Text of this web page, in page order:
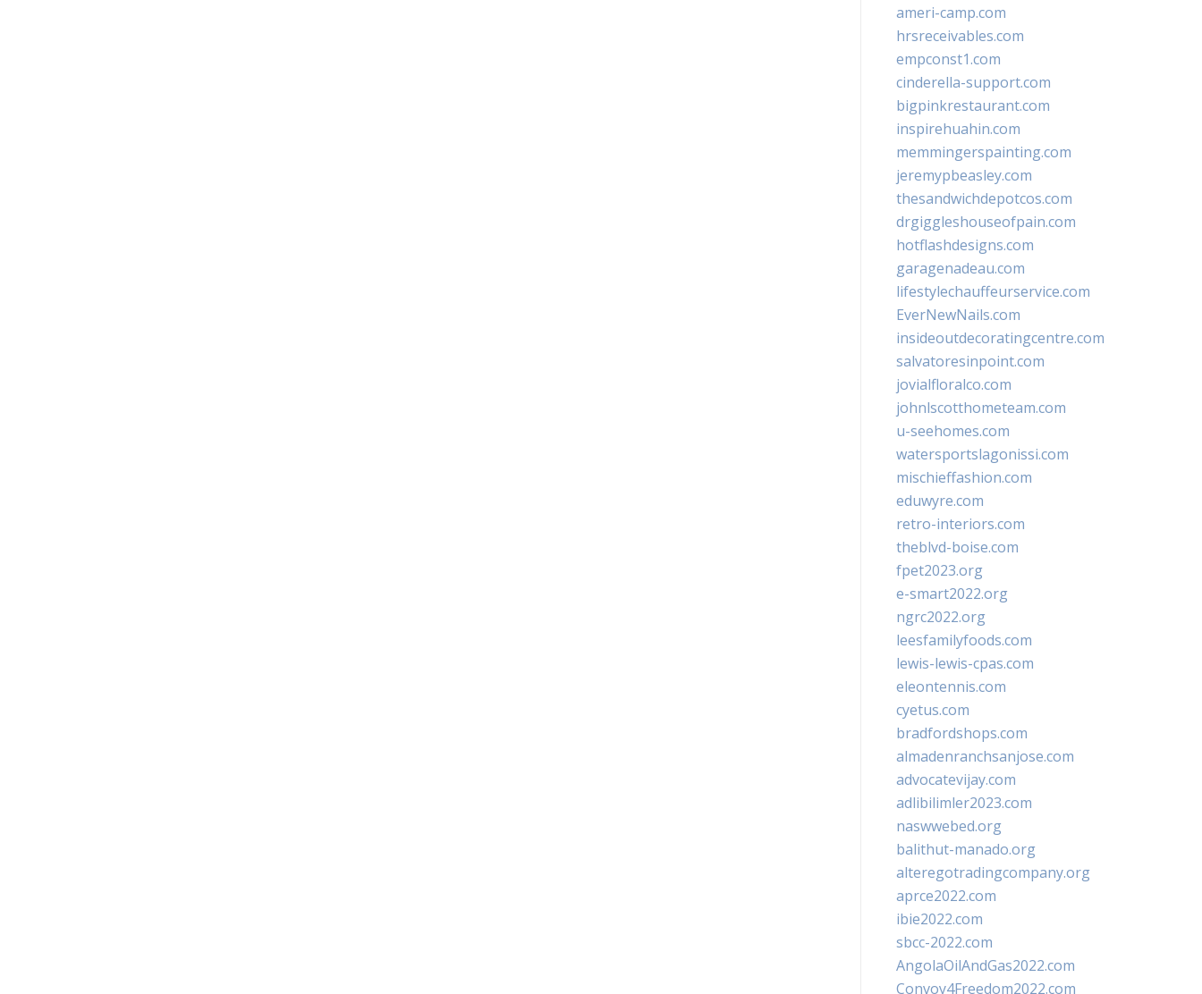
ameri-camp.com
hrsreceivables.com
empconst1.com
cinderella-support.com
bigpinkrestaurant.com
inspirehuahin.com
memmingerspainting.com
jeremypbeasley.com
thesandwichdepotcos.com
drgiggleshouseofpain.com
hotflashdesigns.com
garagenadeau.com
lifestylechauffeurservice.com
EverNewNails.com
insideoutdecoratingcentre.com
salvatoresinpoint.com
jovialfloralco.com
johnlscotthometeam.com
u-seehomes.com
watersportslagonissi.com
mischieffashion.com
eduwyre.com
retro-interiors.com
theblvd-boise.com
fpet2023.org
e-smart2022.org
ngrc2022.org
leesfamilyfoods.com
lewis-lewis-cpas.com
eleontennis.com
cyetus.com
bradfordshops.com
almadenranchsanjose.com
advocatevijay.com
adlibilimler2023.com
naswwebed.org
balithut-manado.org
alteregotradingcompany.org
aprce2022.com
ibie2022.com
sbcc-2022.com
AngolaOilAndGas2022.com
Convoy4Freedom2022.com